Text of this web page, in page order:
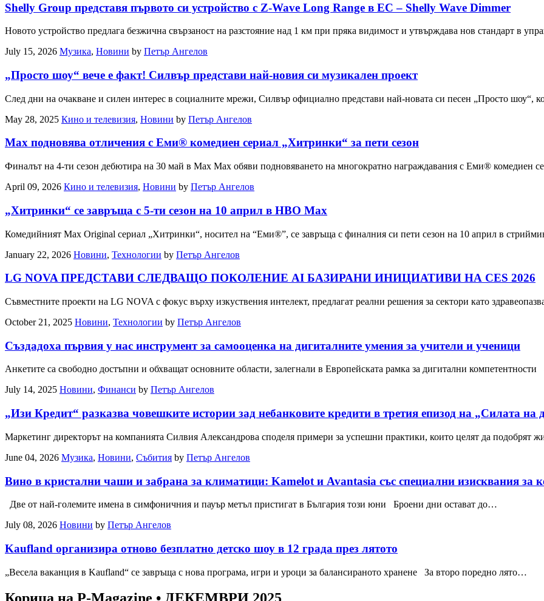
Shelly Group представя първото си устройство с Z-Wave Long Range в ЕС – Shelly Wave Dimmer
Новото устройство предлага безжична свързаност на разстояние над 1 км при пряка видимост и утвърждава нов стандарт в
July 15, 2026 Музика, Новини by Петър Ангелов
„Просто шоу“ вече е факт! Силвър представи най-новия си музикален проект
След дни на очакване и силен интерес в социалните мрежи, Силвър официално представи най-новата си песен „Просто шоу“,
May 28, 2025 Кино и телевизия, Новини by Петър Ангелов
Max подновява отличения с Еми® комедиен сериал „Хитринки“ за пети сезон
Финалът на 4-ти сезон дебютира на 30 май в Max Max обяви подновяването на многократно награждавания с Еми® комедиен
April 09, 2026 Кино и телевизия, Новини by Петър Ангелов
„Хитринки“ се завръща с 5-ти сезон на 10 април в HBO Max
Комедийният Max Original сериал „Хитринки“, носител на “Еми®”, се завръща с финалния си пети сезон на 10 април в
January 22, 2026 Новини, Технологии by Петър Ангелов
LG NOVA ПРЕДСТАВИ СЛЕДВАЩО ПОКОЛЕНИЕ AI БАЗИРАНИ ИНИЦИАТИВИ НА CES 2026
Съвместните проекти на LG NOVA с фокус върху изкуствения интелект, предлагат реални решения за сектори като
October 21, 2025 Новини, Технологии by Петър Ангелов
Създадоха първия у нас инструмент за самооценка на дигиталните умения за учители и ученици
Анкетите са свободно достъпни и обхващат основните области, залегнали в Европейската рамка за дигитални
July 14, 2025 Новини, Финанси by Петър Ангелов
„Изи Кредит“ разказва човешките истории зад небанковите кредити в третия епизод на „Силата на
Маркетинг директорът на компанията Силвия Александрова споделя примери за успешни практики, които целят да подобрят
June 04, 2026 Музика, Новини, Събития by Петър Ангелов
Вино в кристални чаши и забрана за климатици: Kamelot и Avantasia със специални изисквания за
Две от най-големите имена в симфоничния и пауър метъл пристигат в България този юни Броени дни остават до…
July 08, 2026 Новини by Петър Ангелов
Kaufland организира отново безплатно детско шоу в 12 града през лятото
„Весела ваканция в Kaufland“ се завръща с нова програма, игри и уроци за балансираното хранене За второ поредно лято…
Корица на P-Magazine • ДЕКЕМВРИ 2025